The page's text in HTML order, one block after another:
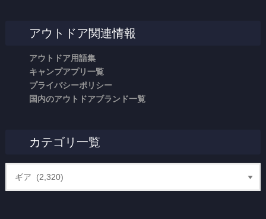
アウトドア関連情報
アウトドア用語集
キャンプアプリ一覧
プライバシーポリシー
国内のアウトドアブランド一覧
カテゴリ一覧